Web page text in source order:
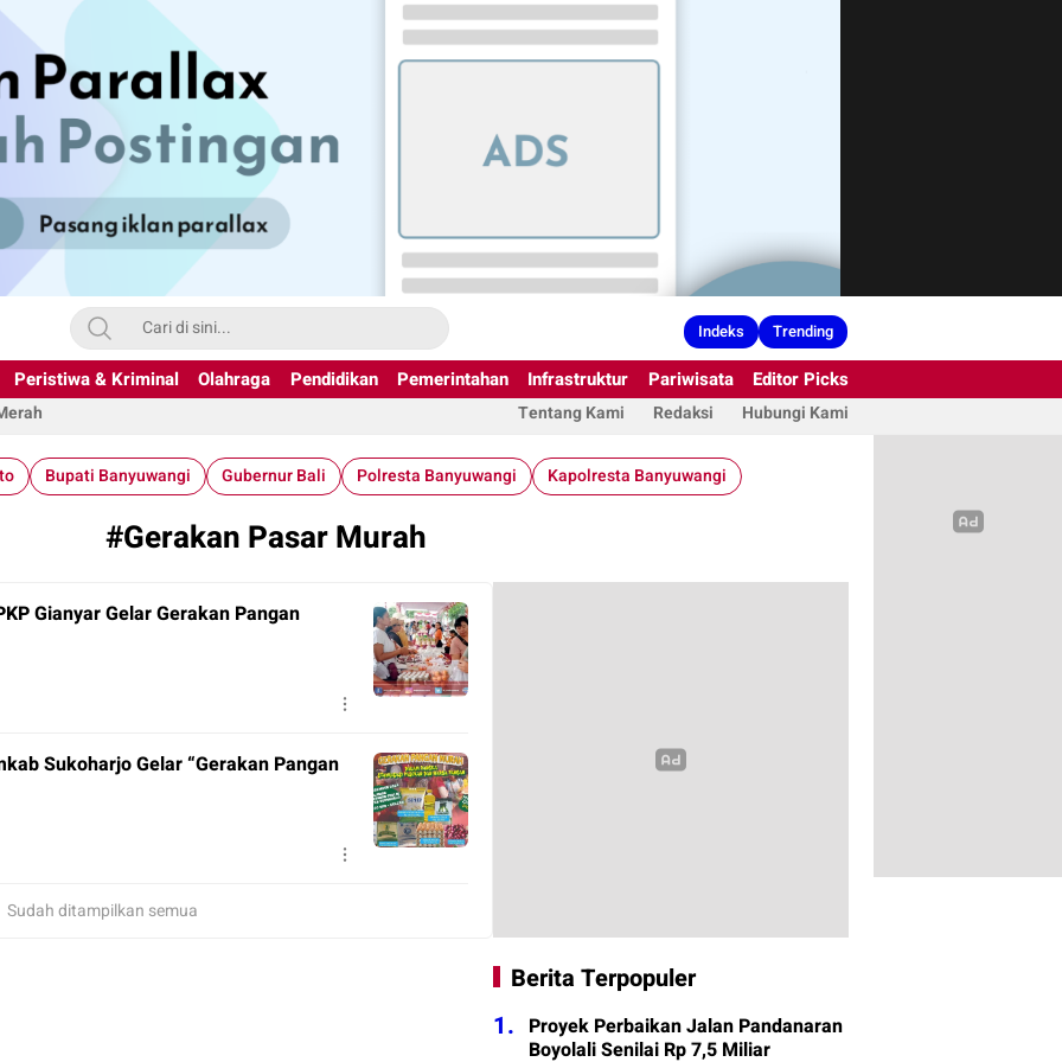
Indeks Trending
Peristiwa & Kriminal Olahraga Pendidikan Pemerintahan Infrastruktur Pariwisata Editor Picks
Tentang Kami Redaksi Hubungi Kami
Bupati Banyuwangi Gubernur Bali Polresta Banyuwangi Kapolresta Banyuwangi
#Gerakan Pasar Murah
Gianyar Gelar Gerakan Pangan
Sukoharjo Gelar “Gerakan Pangan
Sudah ditampilkan semua
Berita Terpopuler
1. Proyek Perbaikan Jalan Pandanaran
Boyolali Senilai Rp 7,5 Miliar